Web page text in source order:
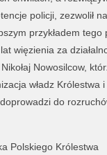
policji, zezwolił
przykładem tego
więzienia za
Nowosilcow,
władz
do
Polskiego Królestwa